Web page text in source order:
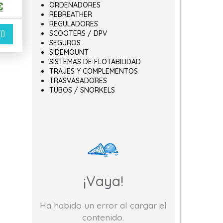
original era: 269,00€.
El precio actual es: 188,30€.
ORDENADORES
REBREATHER
REGULADORES
SCOOTERS / DPV
SEGUROS
SIDEMOUNT
SISTEMAS DE FLOTABILIDAD
TRAJES Y COMPLEMENTOS
TRASVASADORES
TUBOS / SNORKELS
¡Vaya!
Ha habido un error al cargar el
contenido.